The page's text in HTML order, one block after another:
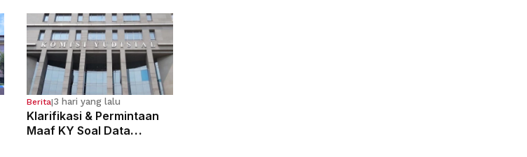
Berita|3 hari yang lalu
Klarifikasi & Permintaan
Maaf KY Soal Data